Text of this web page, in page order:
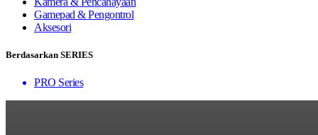
Gamepad & Pengontrol
Aksesori
Berdasarkan SERIES
PRO Series